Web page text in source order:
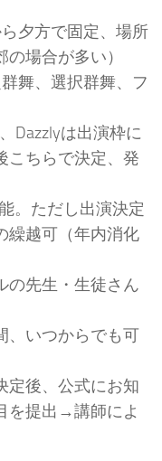
夕方で固定、場所
場合が多い）
舞、選択群舞、フ
Dazzlyは出演枠に
こちらで決定、発
。ただし出演決定
繰越可（年内消化
の先生・生徒さん
、いつからでも可
後、公式にお知
を提出→講師によ